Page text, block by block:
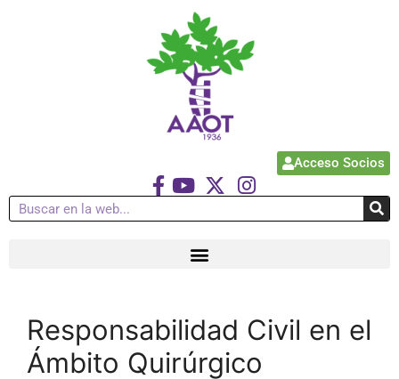
Acceso Socios
Responsabilidad Civil en el
Ámbito Quirúrgico